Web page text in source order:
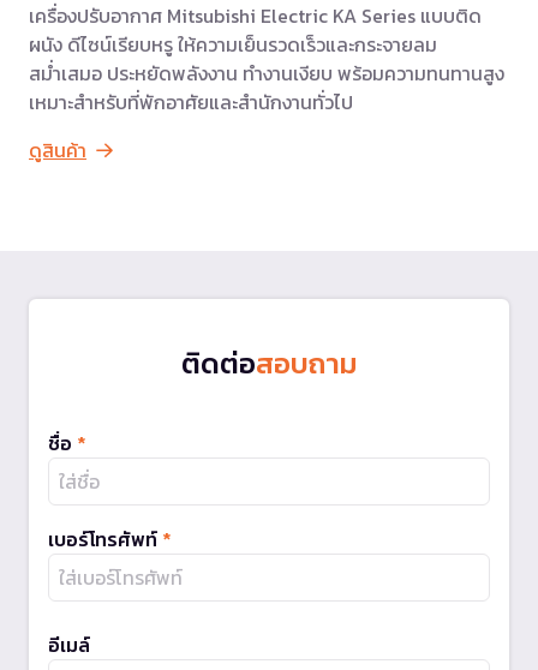
เครื่องปรับอากาศ Mitsubishi Electric KA Series แบบติด
ผนัง ดีไซน์เรียบหรู ให้ความเย็นรวดเร็วและกระจายลม
สม่ำเสมอ ประหยัดพลังงาน ทำงานเงียบ พร้อมความทนทานสูง
เหมาะสำหรับที่พักอาศัยและสำนักงานทั่วไป
ดูสินค้า
ติดต่อสอบถาม
ชื่อ *
เบอร์โทรศัพท์ *
อีเมล์